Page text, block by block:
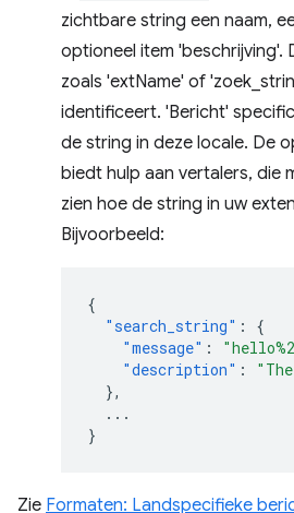
zichtbare string een naam,
optioneel item 'beschrijving'.
zoals 'extName' of
identificeert. 'Bericht'
de string in deze locale. De
biedt hulp aan vertalers, die
zien hoe de string in uw
Bijvoorbeeld:
{
"search_string" :
{
"message" :
"description" :
},
...
}
Zie Formaten: Landspecifieke